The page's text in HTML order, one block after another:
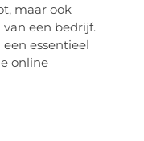
maar ook
een bedrijf.
essentieel
online